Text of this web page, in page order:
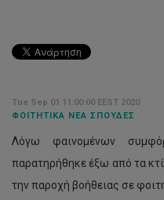
Tue Sep 01 11:00:00 EEST 2020
ΦΟΙΤΗΤΙΚΆ ΝΈΑ ΣΠΟΥΔΈΣ
Λόγω φαινομένων
παρατηρήθηκε έξω από τα
την παροχή βοήθειας σε